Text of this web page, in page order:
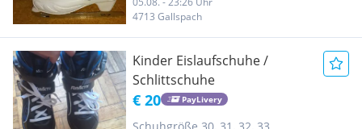
4713 Gallspach
Kinder Eislaufschuhe /
Schlittschuhe
€ 20 PayLivery
Schuhgröße 30, 31, 32, 33